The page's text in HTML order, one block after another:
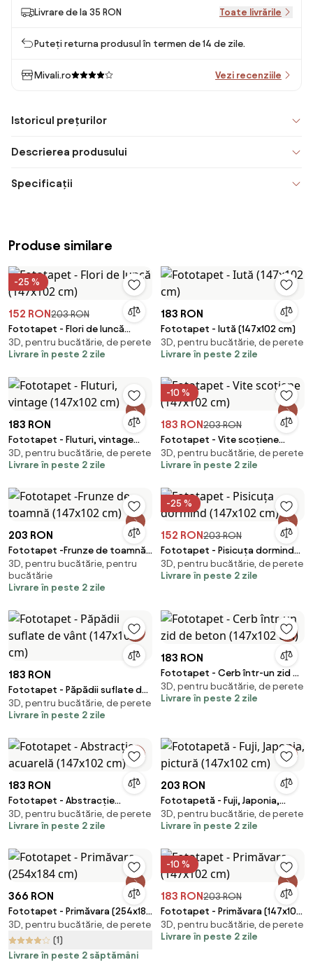
Livrare de la 35 RON Toate livrările
Puteți returna produsul în termen de 14 de zile.
Mivali.ro Vezi recenziile
Istoricul prețurilor
Descrierea produsului
Specificații
Produse similare
-25 %
152 RON203 RON
Fototapet - Flori de luncă
(147x102 cm)
3D, pentru bucătărie, de perete
Livrare în peste 2 zile
183 RON
Fototapet - Iută (147x102 cm)
3D, pentru bucătărie, de perete
Livrare în peste 2 zile
183 RON
Fototapet - Fluturi, vintage
(147x102 cm)
3D, pentru bucătărie, de perete
Livrare în peste 2 zile
-10 %
183 RON203 RON
Fototapet - Vite scoțiene
(147x102 cm)
3D, pentru bucătărie, de perete
Livrare în peste 2 zile
203 RON
Fototapet -Frunze de toamnă
(147x102 cm)
3D, pentru bucătărie, pentru
bucătărie
Livrare în peste 2 zile
-25 %
152 RON203 RON
Fototapet - Pisicuța dormind
(147x102 cm)
3D, pentru bucătărie, de perete
Livrare în peste 2 zile
183 RON
Fototapet - Păpădii suflate de
vânt (147x102 cm)
3D, pentru bucătărie, de perete
Livrare în peste 2 zile
183 RON
Fototapet - Cerb într-un zid de
beton (147x102 cm)
3D, pentru bucătărie, de perete
Livrare în peste 2 zile
183 RON
Fototapet - Abstracție
acuarelă (147x102 cm)
3D, pentru bucătărie, de perete
Livrare în peste 2 zile
203 RON
Fototapetă - Fuji, Japonia,
pictură (147x102 cm)
3D, pentru bucătărie, de perete
Livrare în peste 2 zile
366 RON
Fototapet - Primăvara (254x184
cm)
3D, pentru bucătărie, de perete
(1)
Livrare în peste 2 săptămâni
-10 %
183 RON203 RON
Fototapet - Primăvara (147x102
cm)
3D, pentru bucătărie, de perete
Livrare în peste 2 zile